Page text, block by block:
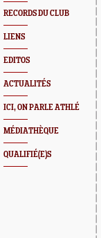
RECORDS DU CLUB
LIENS
EDITOS
ACTUALITÉS
ICI, ON PARLE ATHLÉ
MÉDIATHÈQUE
QUALIFIÉ(E)S